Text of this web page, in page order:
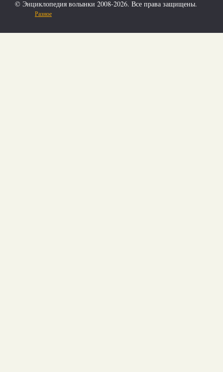
© Энциклопедия волынки 2008-2026. Все права защищены.
Разное